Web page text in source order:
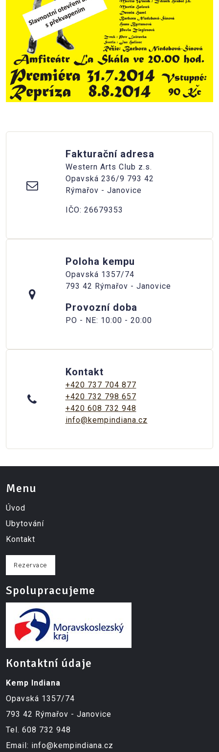
Fakturační adresa
Western Arts Club z.s.
Opavská 236/9 793 42
Rýmařov - Janovice
IČO: 26679353
Poloha kempu
Opavská 1357/74
793 42 Rýmařov - Janovice
Provozní doba
PO - NE: 10:00 - 20:00
Kontakt
+420 737 704 877
+420 732 798 657
+420 608 732 948
info@kempindiana.cz
Menu
Úvod
Ubytování
Kontakt
Rezervace
Spolupracujeme
Kontaktní údaje
Kemp Indiana
Opavská 1357/74
793 42 Rýmařov - Janovice
Tel. 608 732 948
Email: info@kempindiana.cz